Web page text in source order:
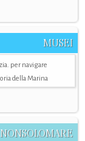
MUSEI
per navigare
della Marina
NONSOLOMARE